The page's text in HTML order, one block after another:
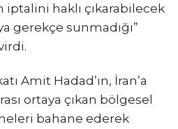
iptalini haklı çıkarabilecek
gerekçe sunmadığı”
Amit Hadad’ın, İran’a
ortaya çıkan bölgesel
bahane ederek